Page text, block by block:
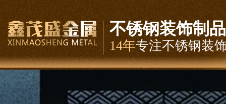
不锈钢装饰制品
14年专注不锈钢装